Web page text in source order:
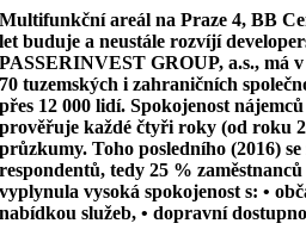
Multifunkční areál na Praze 4, BB
let buduje a neustále rozvíjí
PASSERINVEST GROUP, a.s., má
70 tuzemských i zahraničních
přes 12 000 lidí. Spokojenost
prověřuje každé čtyři roky (od roku
průzkumy. Toho posledního (2016)
respondentů, tedy 25 %
vyplynula vysoká spokojenost s: •
nabídkou služeb, • dopravní